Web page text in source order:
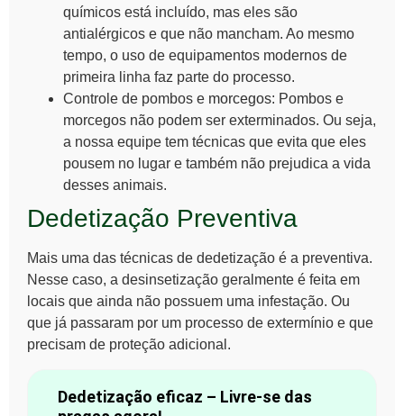
químicos está incluído, mas eles são
antialérgicos e que não mancham. Ao mesmo
tempo, o uso de equipamentos modernos de
primeira linha faz parte do processo.
Controle de pombos e morcegos: Pombos e
morcegos não podem ser exterminados. Ou seja,
a nossa equipe tem técnicas que evita que eles
pousem no lugar e também não prejudica a vida
desses animais.
Dedetização Preventiva
Mais uma das técnicas de dedetização é a preventiva.
Nesse caso, a desinsetização geralmente é feita em
locais que ainda não possuem uma infestação. Ou
que já passaram por um processo de extermínio e que
precisam de proteção adicional.
Dedetização eficaz – Livre-se das